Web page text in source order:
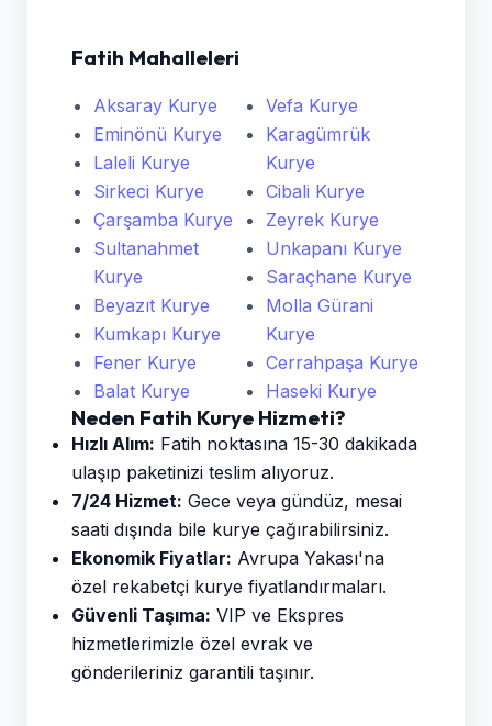
Fatih Mahalleleri
Aksaray Kurye
Eminönü Kurye
Laleli Kurye
Sirkeci Kurye
Çarşamba Kurye
Sultanahmet
Kurye
Beyazıt Kurye
Kumkapı Kurye
Fener Kurye
Balat Kurye
Vefa Kurye
Karagümrük
Kurye
Cibali Kurye
Zeyrek Kurye
Unkapanı Kurye
Saraçhane Kurye
Molla Gürani
Kurye
Cerrahpaşa Kurye
Haseki Kurye
Neden Fatih Kurye Hizmeti?
Hızlı Alım: Fatih noktasına 15-30 dakikada
ulaşıp paketinizi teslim alıyoruz.
7/24 Hizmet: Gece veya gündüz, mesai
saati dışında bile kurye çağırabilirsiniz.
Ekonomik Fiyatlar: Avrupa Yakası'na
özel rekabetçi kurye fiyatlandırmaları.
Güvenli Taşıma: VIP ve Ekspres
hizmetlerimizle özel evrak ve
gönderileriniz garantili taşınır.